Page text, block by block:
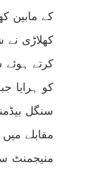
کے مابین
کھلاڑی نے
کرتے ہوئے
کو ہرایا
سنگل
مقابلے
منیجمنٹ